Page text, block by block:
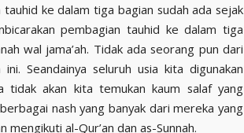
ke dalam tiga bagian sudah ada sejak
pembagian tauhid ke dalam tiga
wal jama’ah. Tidak ada seorang pun dari
Seandainya seluruh usia kita digunakan
tidak akan kita temukan kaum salaf yang
nash yang banyak dari mereka yang
al-Qur’an dan as-Sunnah.